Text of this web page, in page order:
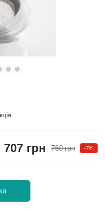
760 грн -7%
707 грн